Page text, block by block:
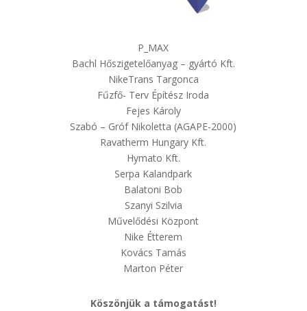
P_MAX
Bachl Hőszigetelőanyag – gyártó Kft.
NikeTrans Targonca
Fűzfő- Terv Építész Iroda
Fejes Károly
Szabó – Gróf Nikoletta (AGAPE-2000)
Ravatherm Hungary Kft.
Hymato Kft.
Serpa Kalandpark
Balatoni Bob
Szanyi Szilvia
Művelődési Központ
Nike Étterem
Kovács Tamás
Marton Péter
Köszönjük a támogatást!